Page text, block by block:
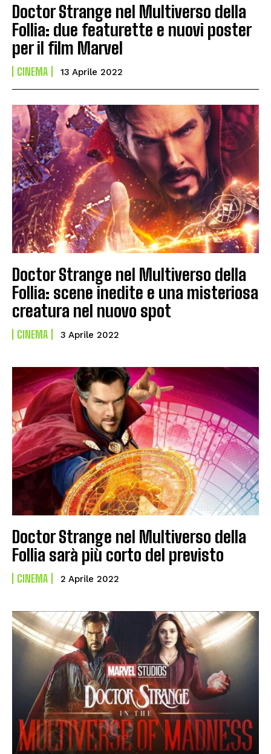
Doctor Strange nel Multiverso della
Follia: due featurette e nuovi poster
per il film Marvel
CINEMA 13 Aprile 2022
Doctor Strange nel Multiverso della
Follia: scene inedite e una misteriosa
creatura nel nuovo spot
CINEMA 3 Aprile 2022
Doctor Strange nel Multiverso della
Follia sarà più corto del previsto
CINEMA 2 Aprile 2022